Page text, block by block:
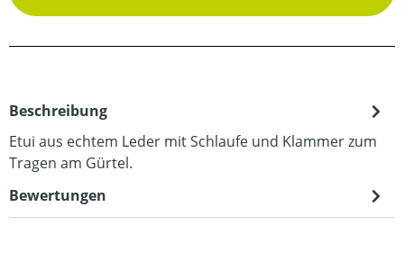
Beschreibung
Etui aus echtem Leder mit Schlaufe und Klammer zum
Tragen am Gürtel.
Bewertungen